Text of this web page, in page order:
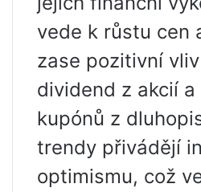
vede k růstu cen
zase pozitivní
dividend z akcií a
kupónů z
trendy přivádějí
optimismu, což